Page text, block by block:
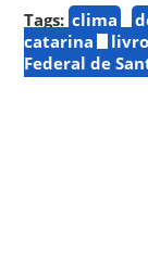
Tags: clima
catarina
livro
Federal de